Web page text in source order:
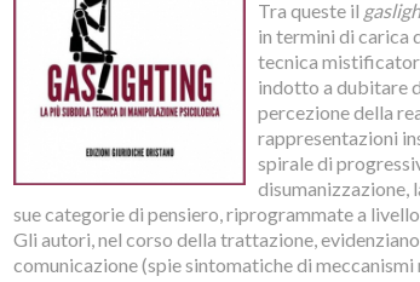
Tra queste il
in termini di carica
tecnica
indotto a dubitare
percezione della
rappresentazioni
spirale di
disumanizzazione,
sue categorie di pensiero, riprogrammate a
Gli autori, nel corso della trattazione,
comunicazione (spie sintomatiche di